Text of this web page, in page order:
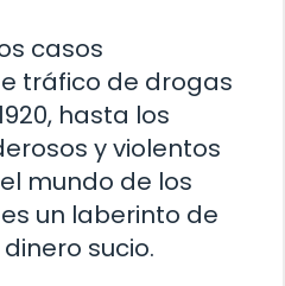
casos
tráfico de drogas
hasta los
y violentos
mundo de los
un laberinto de
sucio.